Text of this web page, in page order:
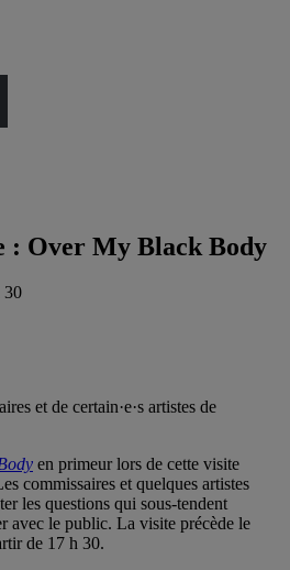
: Over My Black Body
30
et de certain·e·s artistes de
en primeur lors de cette visite
commissaires et quelques artistes
les questions qui sous-tendent
avec le public. La visite précède le
de 17 h 30.